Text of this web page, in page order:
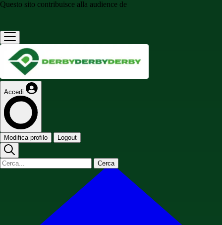
Questo sito contribuisce alla audience de
Accedi
Modifica profilo Logout
Cerca